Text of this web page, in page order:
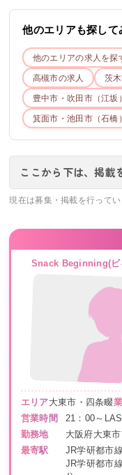
他のエリアも探して
他のエリアの求人を探
高槻市の求人 茨
豊中市・吹田市（江坂
箕面市・池田市（石橋
ここから下は、掲載
現在は募集・掲載を行って
Snack Beginning(ビ
エリア大東市・四条畷
営業時間
21：00～
勤務地
大阪府大東
最寄駅
JR学研都市
JR学研都市